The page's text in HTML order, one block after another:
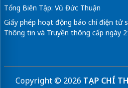
Tổng Biên Tập: Vũ Đức Thuận
Giấy phép hoạt động báo chí điện tử
Thông tin và Truyền thông cấp ngày
Copyright © 2026 TẠP CHÍ